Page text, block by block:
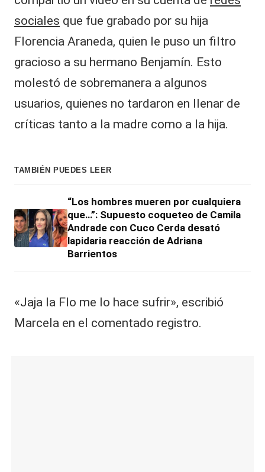
sociales que fue grabado por su hija
Florencia Araneda, quien le puso un filtro
gracioso a su hermano Benjamín. Esto
molestó de sobremanera a algunos
usuarios, quienes no tardaron en llenar de
críticas tanto a la madre como a la hija.
TAMBIÉN PUEDES LEER
“Los hombres mueren por cualquiera
que…”: Supuesto coqueteo de Camila
Andrade con Cuco Cerda desató
lapidaria reacción de Adriana
Barrientos
«Jaja la Flo me lo hace sufrir», escribió
Marcela en el comentado registro.